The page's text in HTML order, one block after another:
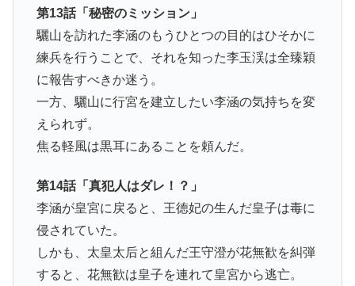
第13話「秘密のミッション」
驪山を訪れた李涵のもうひとつの目的はひそかに
練兵を行うことで、それを知った李玉渓は全臻穎
に報告すべきか迷う。
一方、驪山に行宮を建立したい李涵の気持ちを変
えられず。
焦る軽風は黒耳にあることを頼んだ。
第14話「真犯人はダレ！？」
李涵が皇宮に戻ると、王徳妃の生んだ皇子は毒に
侵されていた。
しかも、太皇太后と組んだ王守澄が花無歓を糾弾
すると、花無歓は皇子を連れて皇宮から逃亡。